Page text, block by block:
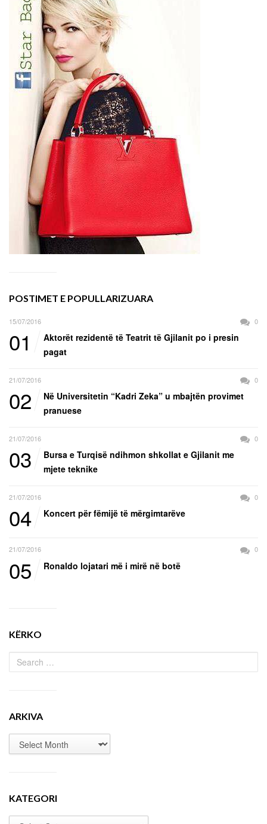
POSTIMET E POPULLARIZUARA
15/07/2016 0
01
Aktorët rezidentë të Teatrit të Gjilanit po i presin
pagat
21/07/2016 0
02
Në Universitetin “Kadri Zeka” u mbajtën provimet
pranuese
21/07/2016 0
03
Bursa e Turqisë ndihmon shkollat e Gjilanit me
mjete teknike
21/07/2016 0
04 Koncert për fëmijë të mërgimtarëve
21/07/2016 0
05 Ronaldo lojatari më i mirë në botë
KËRKO
ARKIVA
KATEGORI